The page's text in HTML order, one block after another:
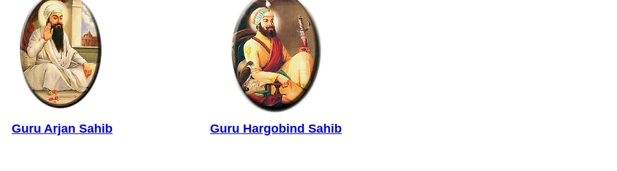
Guru Arjan Sahib Guru Hargobind Sahib